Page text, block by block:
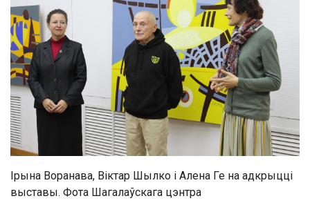
Ірына Воранава, Віктар Шылко і Алена Ге на адкрыцці
выставы. Фота Шагалаўскага цэнтра